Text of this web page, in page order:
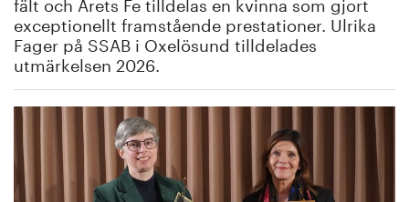
Bildbank
Om oss
exceptionellt framstående prestationer. Ulrika
Fager på SSAB i Oxelösund tilldelades
utmärkelsen 2026.